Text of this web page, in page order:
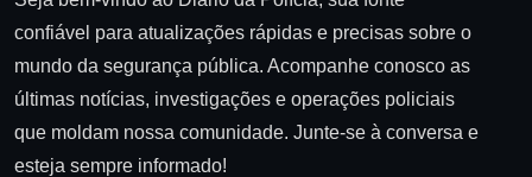
confiável para atualizações rápidas e precisas sobre o
mundo da segurança pública. Acompanhe conosco as
últimas notícias, investigações e operações policiais
que moldam nossa comunidade. Junte-se à conversa e
esteja sempre informado!